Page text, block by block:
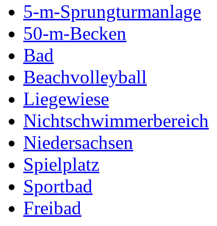
5-m-Sprungturmanlage
50-m-Becken
Bad
Beachvolleyball
Liegewiese
Nichtschwimmerbereich
Niedersachsen
Spielplatz
Sportbad
Freibad